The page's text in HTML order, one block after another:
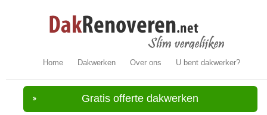
Home Dakwerken Over ons U bent dakwerker?
Gratis offerte dakwerken